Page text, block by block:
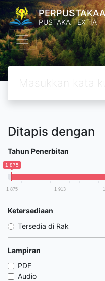
PUSTAKA TEXTIA
Ditapis dengan
Tahun Penerbitan
1 875
1 875 1 913
Ketersediaan
Tersedia di Rak
Lampiran
PDF
Audio